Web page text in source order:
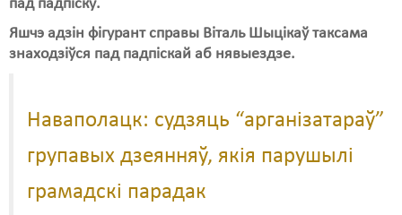
пад падпіску.
Яшчэ адзін фігурант справы Віталь Шыцікаў таксама
знаходзіўся пад падпіскай аб нявыездзе.
Наваполацк: судзяць “арганізатараў”
групавых дзеянняў, якія парушылі
грамадскі парадак
Свабода слова
Свабода сумленьня
Сьмяротнае пакараньне
Экалёгія
Правы працоўных